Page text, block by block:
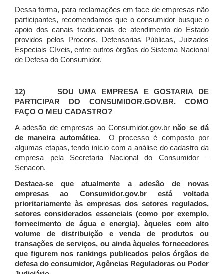
Dessa forma, para reclamações em face de empresas não
participantes, recomendamos que o consumidor busque o
apoio dos canais tradicionais de atendimento do Estado
providos pelos Procons, Defensorias Públicas, Juizados
Especiais Cíveis, entre outros órgãos do Sistema Nacional
de Defesa do Consumidor.
12) SOU UMA EMPRESA E GOSTARIA DE
PARTICIPAR DO CONSUMIDOR.GOV.BR. COMO
FAÇO O MEU CADASTRO?
A adesão de empresas ao Consumidor.gov.br não se dá
de maneira automática. O processo é composto por
algumas etapas, tendo início com a análise do cadastro da
empresa pela Secretaria Nacional do Consumidor –
Senacon.
Destaca-se que atualmente a adesão de novas
empresas ao Consumidor.gov.br está voltada
prioritariamente às empresas dos setores regulados,
setores considerados essenciais (como por exemplo,
fornecimento de água e energia), àqueles com alto
volume de distribuição e venda de produtos ou
transações de serviços, ou ainda àqueles fornecedores
que figurem nos rankings publicados pelos órgãos de
defesa do consumidor, Agências Reguladoras ou Poder